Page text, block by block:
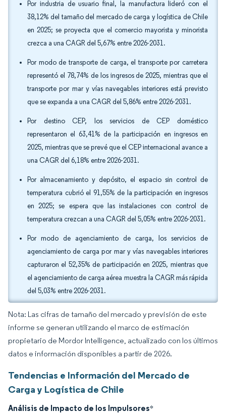
Por industria de usuario final, la manufactura lideró con el
38,12% del tamaño del mercado de carga y logística de Chile
en 2025; se proyecta que el comercio mayorista y minorista
crezca a una CAGR del 5,67% entre 2026-2031.
Por modo de transporte de carga, el transporte por carretera
representó el 78,74% de los ingresos de 2025, mientras que el
transporte por mar y vías navegables interiores está previsto
que se expanda a una CAGR del 5,86% entre 2026-2031.
Por destino CEP, los servicios de CEP doméstico
representaron el 63,41% de la participación en ingresos en
2025, mientras que se prevé que el CEP internacional avance a
una CAGR del 6,18% entre 2026-2031.
Por almacenamiento y depósito, el espacio sin control de
temperatura cubrió el 91,55% de la participación en ingresos
en 2025; se espera que las instalaciones con control de
temperatura crezcan a una CAGR del 5,05% entre 2026-2031.
Por modo de agenciamiento de carga, los servicios de
agenciamiento de carga por mar y vías navegables interiores
capturaron el 52,35% de participación en 2025, mientras que
el agenciamiento de carga aérea muestra la CAGR más rápida
del 5,03% entre 2026-2031.
Nota: Las cifras de tamaño del mercado y previsión de este
informe se generan utilizando el marco de estimación
propietario de Mordor Intelligence, actualizado con los últimos
datos e información disponibles a partir de 2026.
Tendencias e Información del Mercado de
Carga y Logística de Chile
Análisis de Impacto de los Impulsores*